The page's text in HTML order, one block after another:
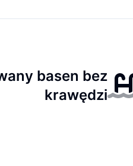
basen bez
krawędzi